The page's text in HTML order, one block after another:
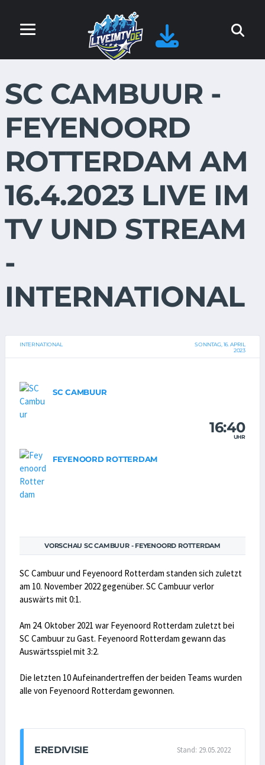
SC CAMBUUR -
FEYENOORD
ROTTERDAM AM
16.4.2023 LIVE IM
TV UND STREAM
-
INTERNATIONAL
INTERNATIONAL
SONNTAG, 16. APRIL
2023
SC CAMBUUR
16:40
UHR
FEYENOORD ROTTERDAM
VORSCHAU SC CAMBUUR - FEYENOORD ROTTERDAM
SC Cambuur und Feyenoord Rotterdam standen sich zuletzt
am 10. November 2022 gegenüber. SC Cambuur verlor
auswärts mit 0:1.
Am 24. Oktober 2021 war Feyenoord Rotterdam zuletzt bei
SC Cambuur zu Gast. Feyenoord Rotterdam gewann das
Auswärtsspiel mit 3:2.
Die letzten 10 Aufeinandertreffen der beiden Teams wurden
alle von Feyenoord Rotterdam gewonnen.
EREDIVISIE Stand: 29.05.2022